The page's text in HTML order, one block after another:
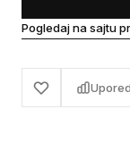
Pogledaj na sajtu